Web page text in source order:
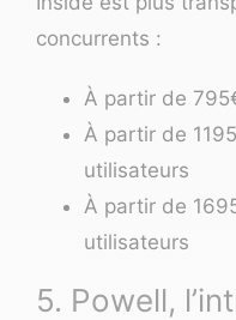
concurrents :
À partir de
À partir de
utilisateurs
À partir de
utilisateurs
5. Powell,